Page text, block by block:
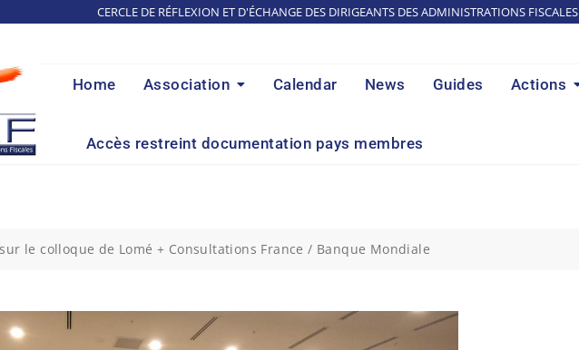
CERCLE DE RÉFLEXION ET D'ÉCHANGE DES DIRIGEANTS DES ADMINISTRATIONS FISCALES
Home Association Calendar News Guides Actions
Accès restreint documentation pays membres
le colloque de Lomé + Consultations France / Banque Mondiale